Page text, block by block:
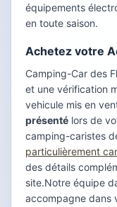
équipements
en toute saison.
Achetez votre
Camping-Car des
et une vérification
vehicule mis en
présenté lors de
camping-caristes
particulièrement
des détails
site.Notre équipe
accompagne dans